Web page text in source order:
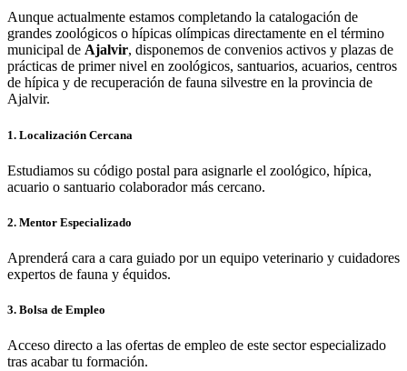
Aunque actualmente estamos completando la catalogación de
grandes zoológicos o hípicas olímpicas directamente en el término
municipal de Ajalvir, disponemos de convenios activos y plazas de
prácticas de primer nivel en zoológicos, santuarios, acuarios, centros
de hípica y de recuperación de fauna silvestre en la provincia de
Ajalvir.
1. Localización Cercana
Estudiamos su código postal para asignarle el zoológico, hípica,
acuario o santuario colaborador más cercano.
2. Mentor Especializado
Aprenderá cara a cara guiado por un equipo veterinario y cuidadores
expertos de fauna y équidos.
3. Bolsa de Empleo
Acceso directo a las ofertas de empleo de este sector especializado
tras acabar tu formación.